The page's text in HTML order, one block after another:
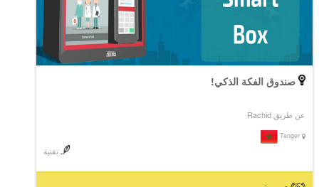
صندوق الفكة الذكي!
عن طريق Rachid
Tanger
تقنية